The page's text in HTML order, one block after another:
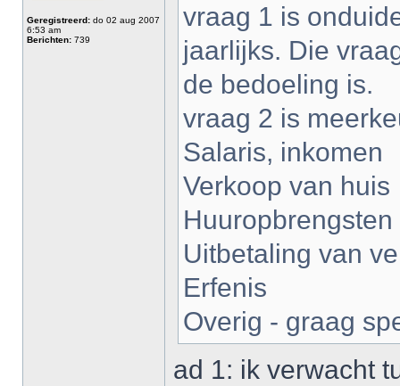
Geregistreerd: do 02 aug 2007
6:53 am
Berichten: 739
vraag 1 is
jaarlijks. Die
de bedoeling is.
vraag 2 is
Salaris, inkomen
Verkoop van huis
Huuropbrengsten
Uitbetaling van
Erfenis
Overig - graag
ad 1: ik verwacht